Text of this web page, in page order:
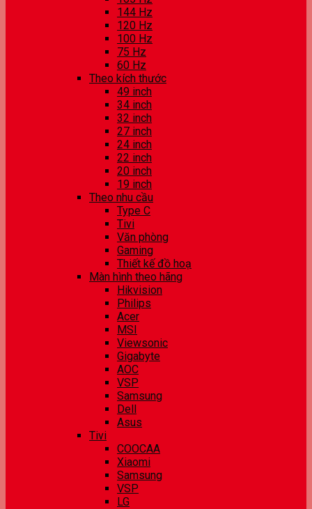
144 Hz
120 Hz
100 Hz
75 Hz
60 Hz
Theo kích thước
49 inch
34 inch
32 inch
27 inch
24 inch
22 inch
20 inch
19 inch
Theo nhu cầu
Type C
Tivi
Văn phòng
Gaming
Thiết kế đồ hoạ
Màn hình theo hãng
Hikvision
Philips
Acer
MSI
Viewsonic
Gigabyte
AOC
VSP
Samsung
Dell
Asus
Tivi
COOCAA
Xiaomi
Samsung
VSP
LG